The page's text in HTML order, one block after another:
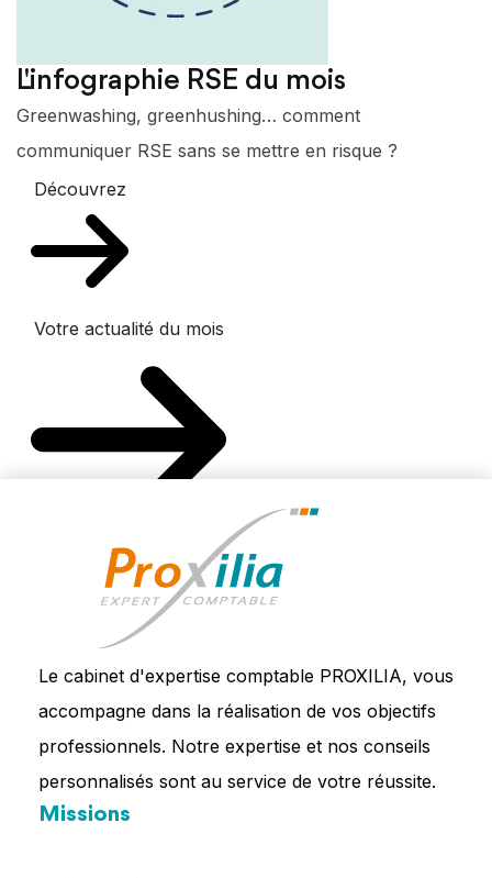
L'infographie RSE du mois
Greenwashing, greenhushing… comment
communiquer RSE sans se mettre en risque ?
Découvrez
Votre actualité du mois
Le cabinet d'expertise comptable PROXILIA, vous
accompagne dans la réalisation de vos objectifs
professionnels. Notre expertise et nos conseils
personnalisés sont au service de votre réussite.
Missions